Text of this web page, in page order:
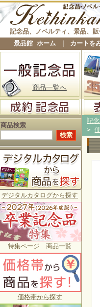
記念品、ノベルティ、景品、
景品館 ホーム
カートを
商品一覧へ
商品検索
デジタルカタログから探す
特集ページ 商品一覧
価格帯から探す
記
>